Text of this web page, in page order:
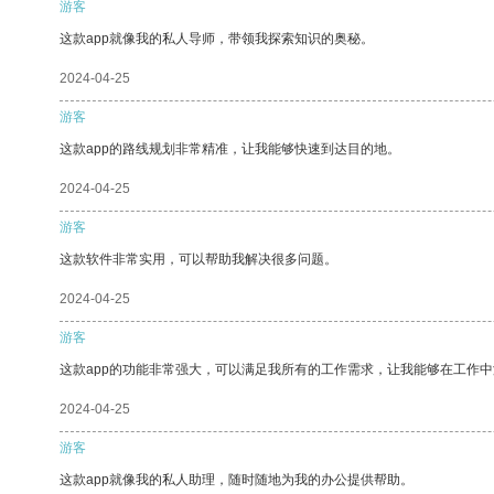
游客
这款app就像我的私人导师，带领我探索知识的奥秘。
2024-04-25
游客
这款app的路线规划非常精准，让我能够快速到达目的地。
2024-04-25
游客
这款软件非常实用，可以帮助我解决很多问题。
2024-04-25
游客
这款app的功能非常强大，可以满足我所有的工作需求，让我能够在工作中
2024-04-25
游客
这款app就像我的私人助理，随时随地为我的办公提供帮助。